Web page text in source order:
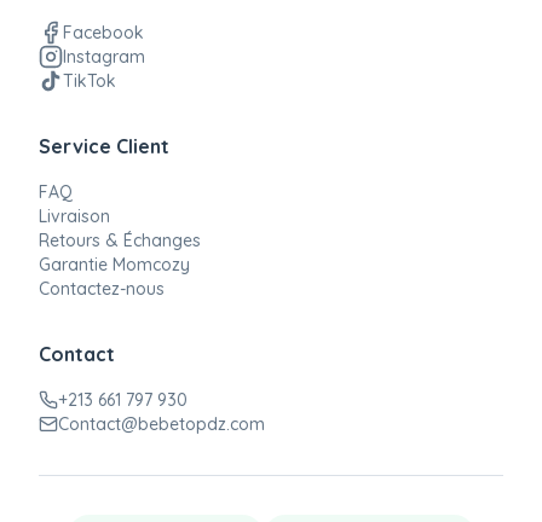
Facebook
Instagram
TikTok
Service Client
FAQ
Livraison
Retours & Échanges
Garantie Momcozy
Contactez-nous
Contact
+213 661 797 930
Contact@bebetopdz.com